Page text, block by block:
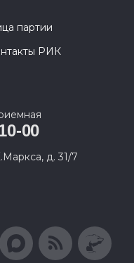
партии
РИК
00
д. 31/7